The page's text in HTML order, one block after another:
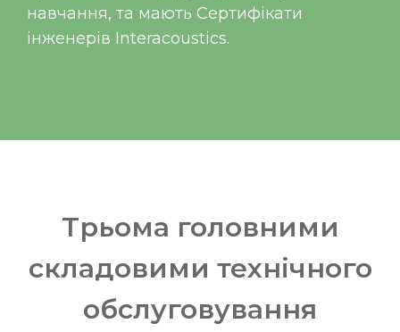
навчання, та мають Сертифікати
інженерів Interacoustics.
Трьома головними
складовими технічного
обслуговування